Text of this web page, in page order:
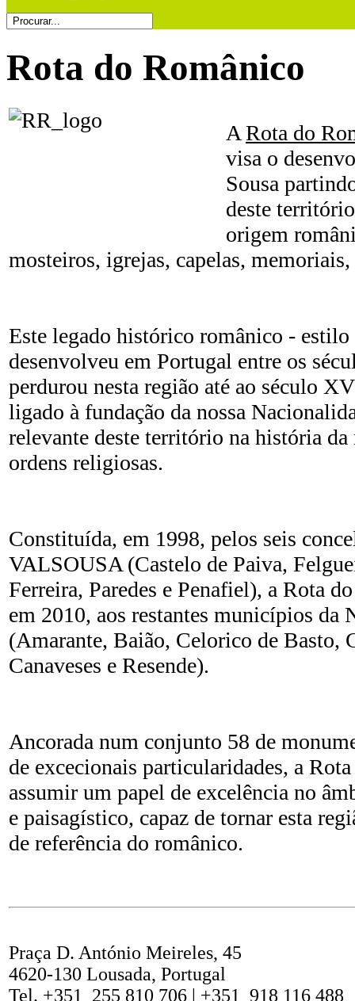
Rota do Românico
ARota do
visa o
Sousa
deste
origem
mosteiros, igrejas, capelas,
Este legado histórico românico - estilo
desenvolveu em Portugal entre os
perdurou nesta região até ao século
ligado à fundação da nossa
relevante deste território na história da
ordens religiosas.
Constituída, em 1998, pelos seis
VALSOUSA (Castelo de Paiva,
Ferreira, Paredes e Penafiel), a Rota
em 2010, aos restantes municípios da
(Amarante, Baião, Celorico de Basto,
Canaveses e Resende).
Ancorada num conjunto 58 de
de excecionais particularidades, a
assumir um papel de excelência no
e paisagístico, capaz de tornar esta
de referência do românico.
Praça D. António Meireles, 45
4620-130 Lousada, Portugal
Tel. +351 255 810 706 | +351 918 116 488